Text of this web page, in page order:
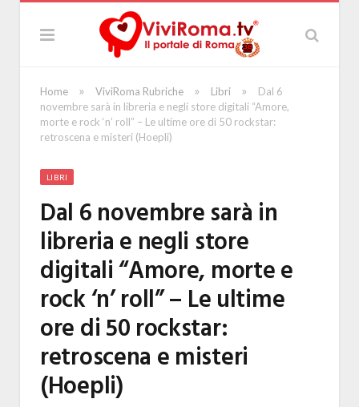
Home » ViviRoma Rubriche » Libri »
Dal 6
novembre sarà in libreria e negli store digitali “Amore,
morte e rock ‘n’ roll” – Le ultime ore di 50 rockstar:
retroscena e misteri (Hoepli)
LIBRI
Dal 6 novembre sarà in
libreria e negli store
digitali “Amore, morte e
rock ‘n’ roll” – Le ultime
ore di 50 rockstar:
retroscena e misteri
(Hoepli)